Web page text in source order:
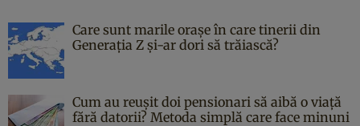
Care sunt marile orașe în care tinerii din
Generația Z și-ar dori să trăiască?
Cum au reușit doi pensionari să aibă o viață
fără datorii? Metoda simplă care face minuni